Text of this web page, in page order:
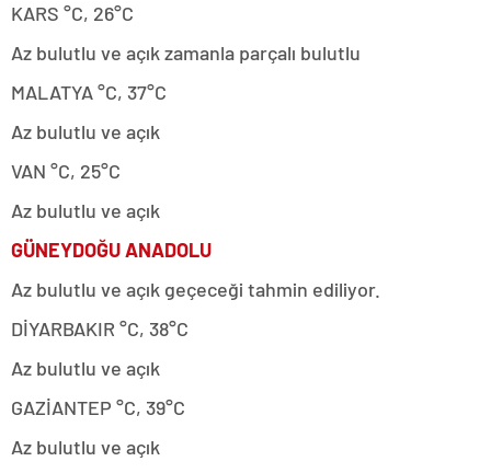
KARS °C, 26°C
Az bulutlu ve açık zamanla parçalı bulutlu
MALATYA °C, 37°C
Az bulutlu ve açık
VAN °C, 25°C
Az bulutlu ve açık
GÜNEYDOĞU ANADOLU
Az bulutlu ve açık geçeceği tahmin ediliyor.
DİYARBAKIR °C, 38°C
Az bulutlu ve açık
GAZİANTEP °C, 39°C
Az bulutlu ve açık